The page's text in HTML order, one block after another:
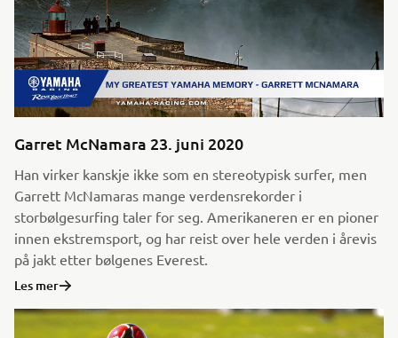
Garret McNamara 23. juni 2020
Han virker kanskje ikke som en stereotypisk surfer, men
Garrett McNamaras mange verdensrekorder i
storbølgesurfing taler for seg. Amerikaneren er en pioner
innen ekstremsport, og har reist over hele verden i årevis
på jakt etter bølgenes Everest.
Les mer